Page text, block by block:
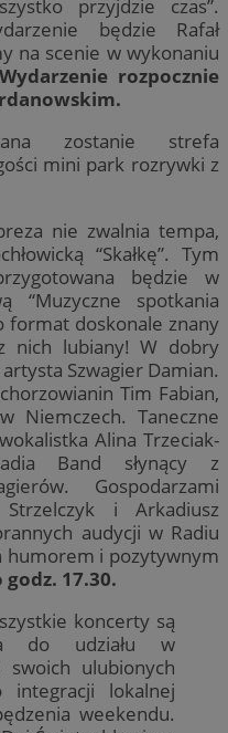
przyjdzie czas”.
będzie Rafał
na scenie w wykonaniu
Wydarzenie rozpocznie
zostanie strefa
mini park rozrywki z
nie zwalnia tempa,
“Skałkę”. Tym
będzie w
“Muzyczne spotkania
format doskonale znany
nich lubiany! W dobry
Szwagier Damian.
Tim Fabian,
Niemczech. Taneczne
Alina Trzeciak-
Band słynący z
Gospodarzami
i Arkadiusz
audycji w Radiu
humorem i pozytywnym
godz. 17.30.
koncerty są
do udziału w
swoich ulubionych
lokalnej
weekendu.